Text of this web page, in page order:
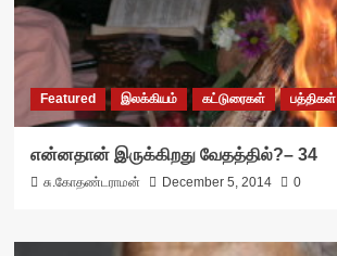
Featured இலக்கியம் கட்டுரைகள் பத்திகள்
என்னதான் இருக்கிறது வேதத்தில்?– 34
சு.கோதண்டராமன் December 5, 2014 0